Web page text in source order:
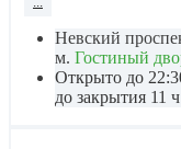
Невский
м. Гостиный
Открыто до
до закрытия 11